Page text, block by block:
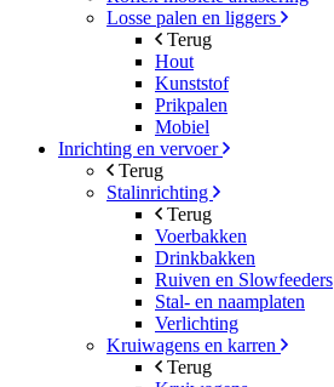
Losse palen en liggers
Terug
Hout
Kunststof
Prikpalen
Mobiel
Inrichting en vervoer
Terug
Stalinrichting
Terug
Voerbakken
Drinkbakken
Ruiven en Slowfeeders
Stal- en naamplaten
Verlichting
Kruiwagens en karren
Terug